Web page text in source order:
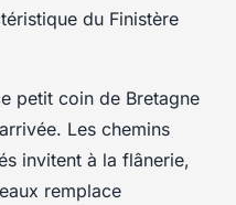
du Finistère
petit coin de Bretagne
Les chemins
invitent à la flânerie,
remplace